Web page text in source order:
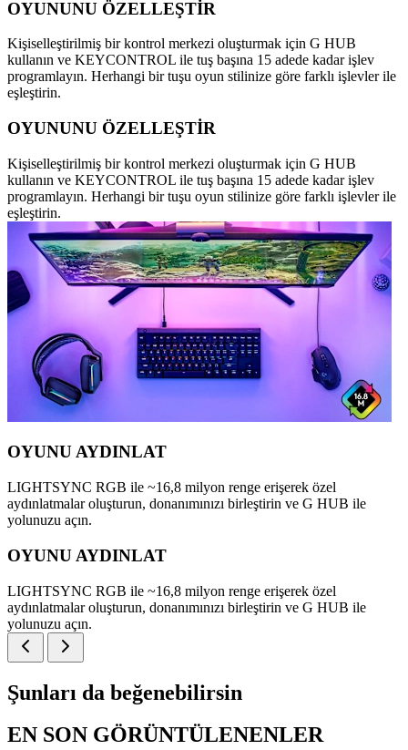
OYUNUNU ÖZELLEŞTİR
Kişiselleştirilmiş bir kontrol merkezi oluşturmak için G HUB
kullanın ve KEYCONTROL ile tuş başına 15 adede kadar işlev
programlayın. Herhangi bir tuşu oyun stilinize göre farklı işlevler ile
eşleştirin.
OYUNUNU ÖZELLEŞTİR
Kişiselleştirilmiş bir kontrol merkezi oluşturmak için G HUB
kullanın ve KEYCONTROL ile tuş başına 15 adede kadar işlev
programlayın. Herhangi bir tuşu oyun stilinize göre farklı işlevler ile
eşleştirin.
OYUNU AYDINLAT
LIGHTSYNC RGB ile ~16,8 milyon renge erişerek özel
aydınlatmalar oluşturun, donanımınızı birleştirin ve G HUB ile
yolunuzu açın.
OYUNU AYDINLAT
LIGHTSYNC RGB ile ~16,8 milyon renge erişerek özel
aydınlatmalar oluşturun, donanımınızı birleştirin ve G HUB ile
yolunuzu açın.
Şunları da beğenebilirsin
EN SON GÖRÜNTÜLENENLER